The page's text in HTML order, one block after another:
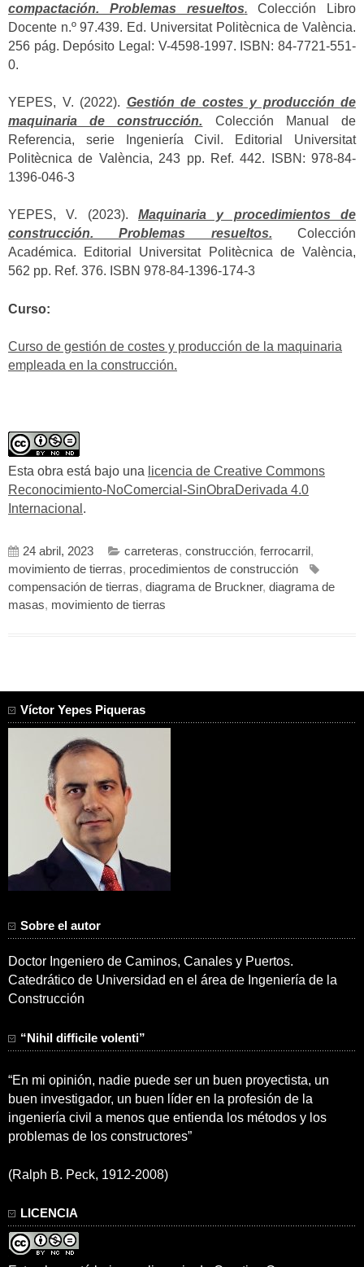
compactación. Problemas resueltos. Colección Libro
Docente n.º 97.439. Ed. Universitat Politècnica de València.
256 pág. Depósito Legal: V-4598-1997. ISBN: 84-7721-551-
0.
YEPES, V. (2022). Gestión de costes y producción de
maquinaria de construcción. Colección Manual de
Referencia, serie Ingeniería Civil. Editorial Universitat
Politècnica de València, 243 pp. Ref. 442. ISBN: 978-84-
1396-046-3
YEPES, V. (2023). Maquinaria y procedimientos de
construcción. Problemas resueltos. Colección
Académica. Editorial Universitat Politècnica de València,
562 pp. Ref. 376. ISBN 978-84-1396-174-3
Curso:
Curso de gestión de costes y producción de la maquinaria
empleada en la construcción.
Esta obra está bajo una licencia de Creative Commons
Reconocimiento-NoComercial-SinObraDerivada 4.0
Internacional .
24 abril, 2023 carreteras, construcción, ferrocarril ,
movimiento de tierras, procedimientos de construcción
compensación de tierras, diagrama de Bruckner, diagrama de
masas, movimiento de tierras
Víctor Yepes Piqueras
Sobre el autor
Doctor Ingeniero de Caminos, Canales y Puertos.
Catedrático de Universidad en el área de Ingeniería de la
Construcción
“Nihil difficile volenti”
“En mi opinión, nadie puede ser un buen proyectista, un
buen investigador, un buen líder en la profesión de la
ingeniería civil a menos que entienda los métodos y los
problemas de los constructores”
(Ralph B. Peck, 1912-2008)
LICENCIA